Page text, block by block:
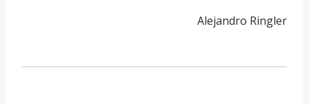
Alejandro Ringler